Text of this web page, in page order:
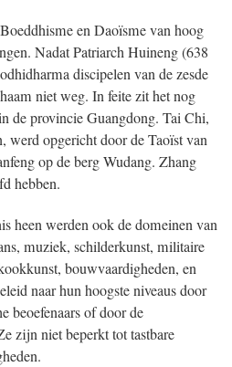
en Daoïsme van hoog
Nadat Patriarch Huineng (638
discipelen van de zesde
niet weg. In feite zit het nog
de provincie Guangdong. Tai Chi,
werd opgericht door de Taoïst van
op de berg Wudang. Zhang
hebben.
heen werden ook de domeinen van
muziek, schilderkunst, militaire
bouwvaardigheden, en
naar hun hoogste niveaus door
beoefenaars of door de
zijn niet beperkt tot tastbare